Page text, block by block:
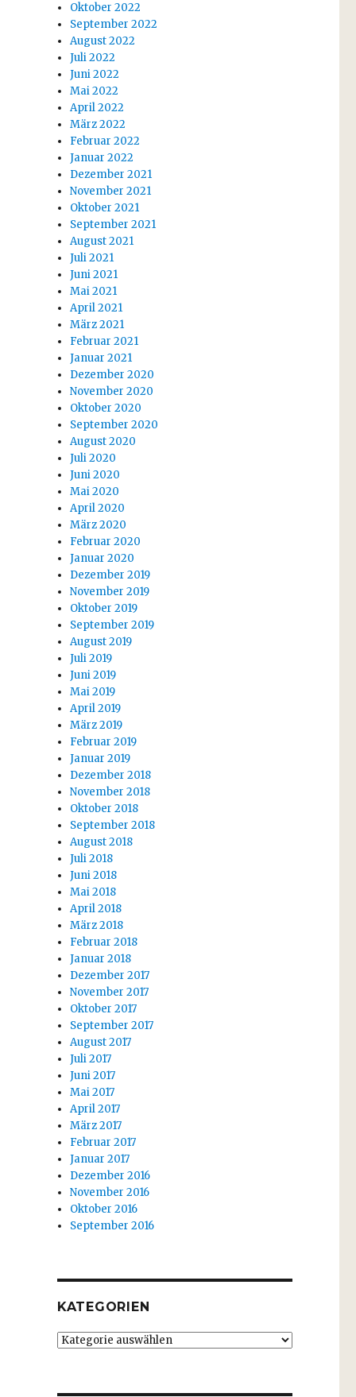
Oktober 2022
September 2022
August 2022
Juli 2022
Juni 2022
Mai 2022
April 2022
März 2022
Februar 2022
Januar 2022
Dezember 2021
November 2021
Oktober 2021
September 2021
August 2021
Juli 2021
Juni 2021
Mai 2021
April 2021
März 2021
Februar 2021
Januar 2021
Dezember 2020
November 2020
Oktober 2020
September 2020
August 2020
Juli 2020
Juni 2020
Mai 2020
April 2020
März 2020
Februar 2020
Januar 2020
Dezember 2019
November 2019
Oktober 2019
September 2019
August 2019
Juli 2019
Juni 2019
Mai 2019
April 2019
März 2019
Februar 2019
Januar 2019
Dezember 2018
November 2018
Oktober 2018
September 2018
August 2018
Juli 2018
Juni 2018
Mai 2018
April 2018
März 2018
Februar 2018
Januar 2018
Dezember 2017
November 2017
Oktober 2017
September 2017
August 2017
Juli 2017
Juni 2017
Mai 2017
April 2017
März 2017
Februar 2017
Januar 2017
Dezember 2016
November 2016
Oktober 2016
September 2016
KATEGORIEN
Kategorien